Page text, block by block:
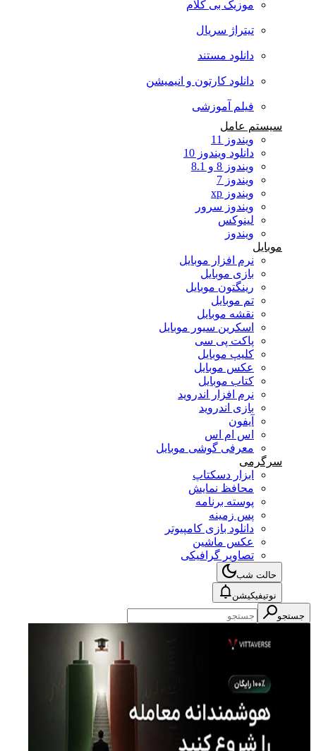
موزیک بی کلام
تیتراژ سریال
دانلود مستند
دانلود کارتون و انیمیشن
فیلم آموزشی
سیستم عامل
ویندوز 11
دانلود ویندوز 10
ویندوز 8 و 8.1
ویندوز 7
ویندوز xp
ویندوز سرور
لینوکس
ویندوز
موبایل
نرم افزار موبایل
بازی موبایل
رینگتون موبایل
تم موبایل
نقشه موبایل
اسکرین سیور موبایل
پاکت پی سی
کلیپ موبایل
عکس موبایل
کتاب موبایل
نرم افزار اندروید
بازی اندروید
آیفون
اس ام اس
معرفی گوشی موبایل
سرگرمی
ابزار دسکتاپ
محافظ نمایش
پوسته برنامه
پس زمینه
دانلود بازی کامپیوتر
عکس ماشین
تصاویر گرافیکی
حالت شب
نوتیفیکیشن
جستجو